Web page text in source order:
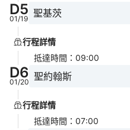
D5
01/19 聖基茨
行程詳情
抵達時間 ： 09:00
D6
01/20 聖約翰斯
行程詳情
抵達時間 ： 07:00